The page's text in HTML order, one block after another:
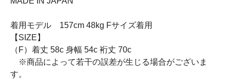
着用モデル 157cm 48kg Fサイズ着用
【SIZE】
（F）着丈 58c 身幅 54c 裄丈 70c
※商品によって若干の誤差が生じる場合がございま
す。